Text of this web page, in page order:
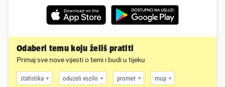
Odaberi temu koju želiš pratiti
Primaj sve nove vijesti o temi i budi u tijeku
statistika oduzeli vozilo promet mup